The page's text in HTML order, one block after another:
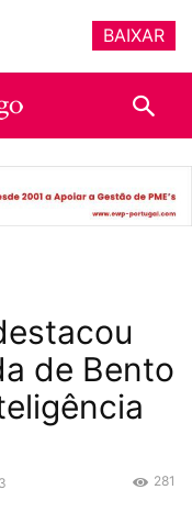
de Bento
281
BAIXAR